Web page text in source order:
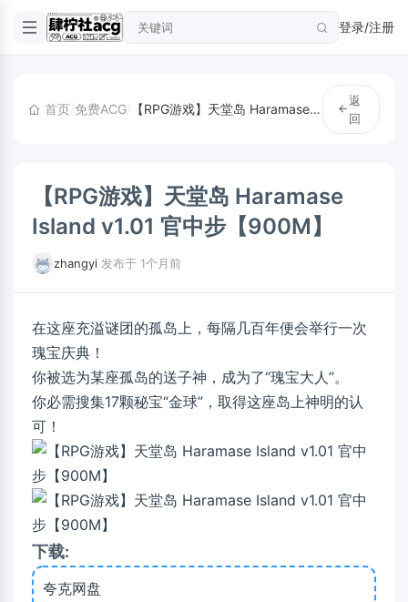
登录/注册
首页/免费ACG/ 【RPG游戏】天堂岛 Haramase Island v1.01 官中步【900M】
返
回
【RPG游戏】天堂岛 Haramase
Island v1.01 官中步【900M】
zhangyi 发布于 1个月前
在这座充溢谜团的孤岛上，每隔几百年便会举行一次
瑰宝庆典！
你被选为某座孤岛的送子神，成为了“瑰宝大人”。
你必需搜集17颗秘宝“金球”，取得这座岛上神明的认
可！
下载:
夸克网盘